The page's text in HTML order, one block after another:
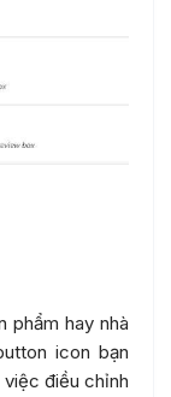
phẩm hay nhà
icon bạn
điều chỉnh